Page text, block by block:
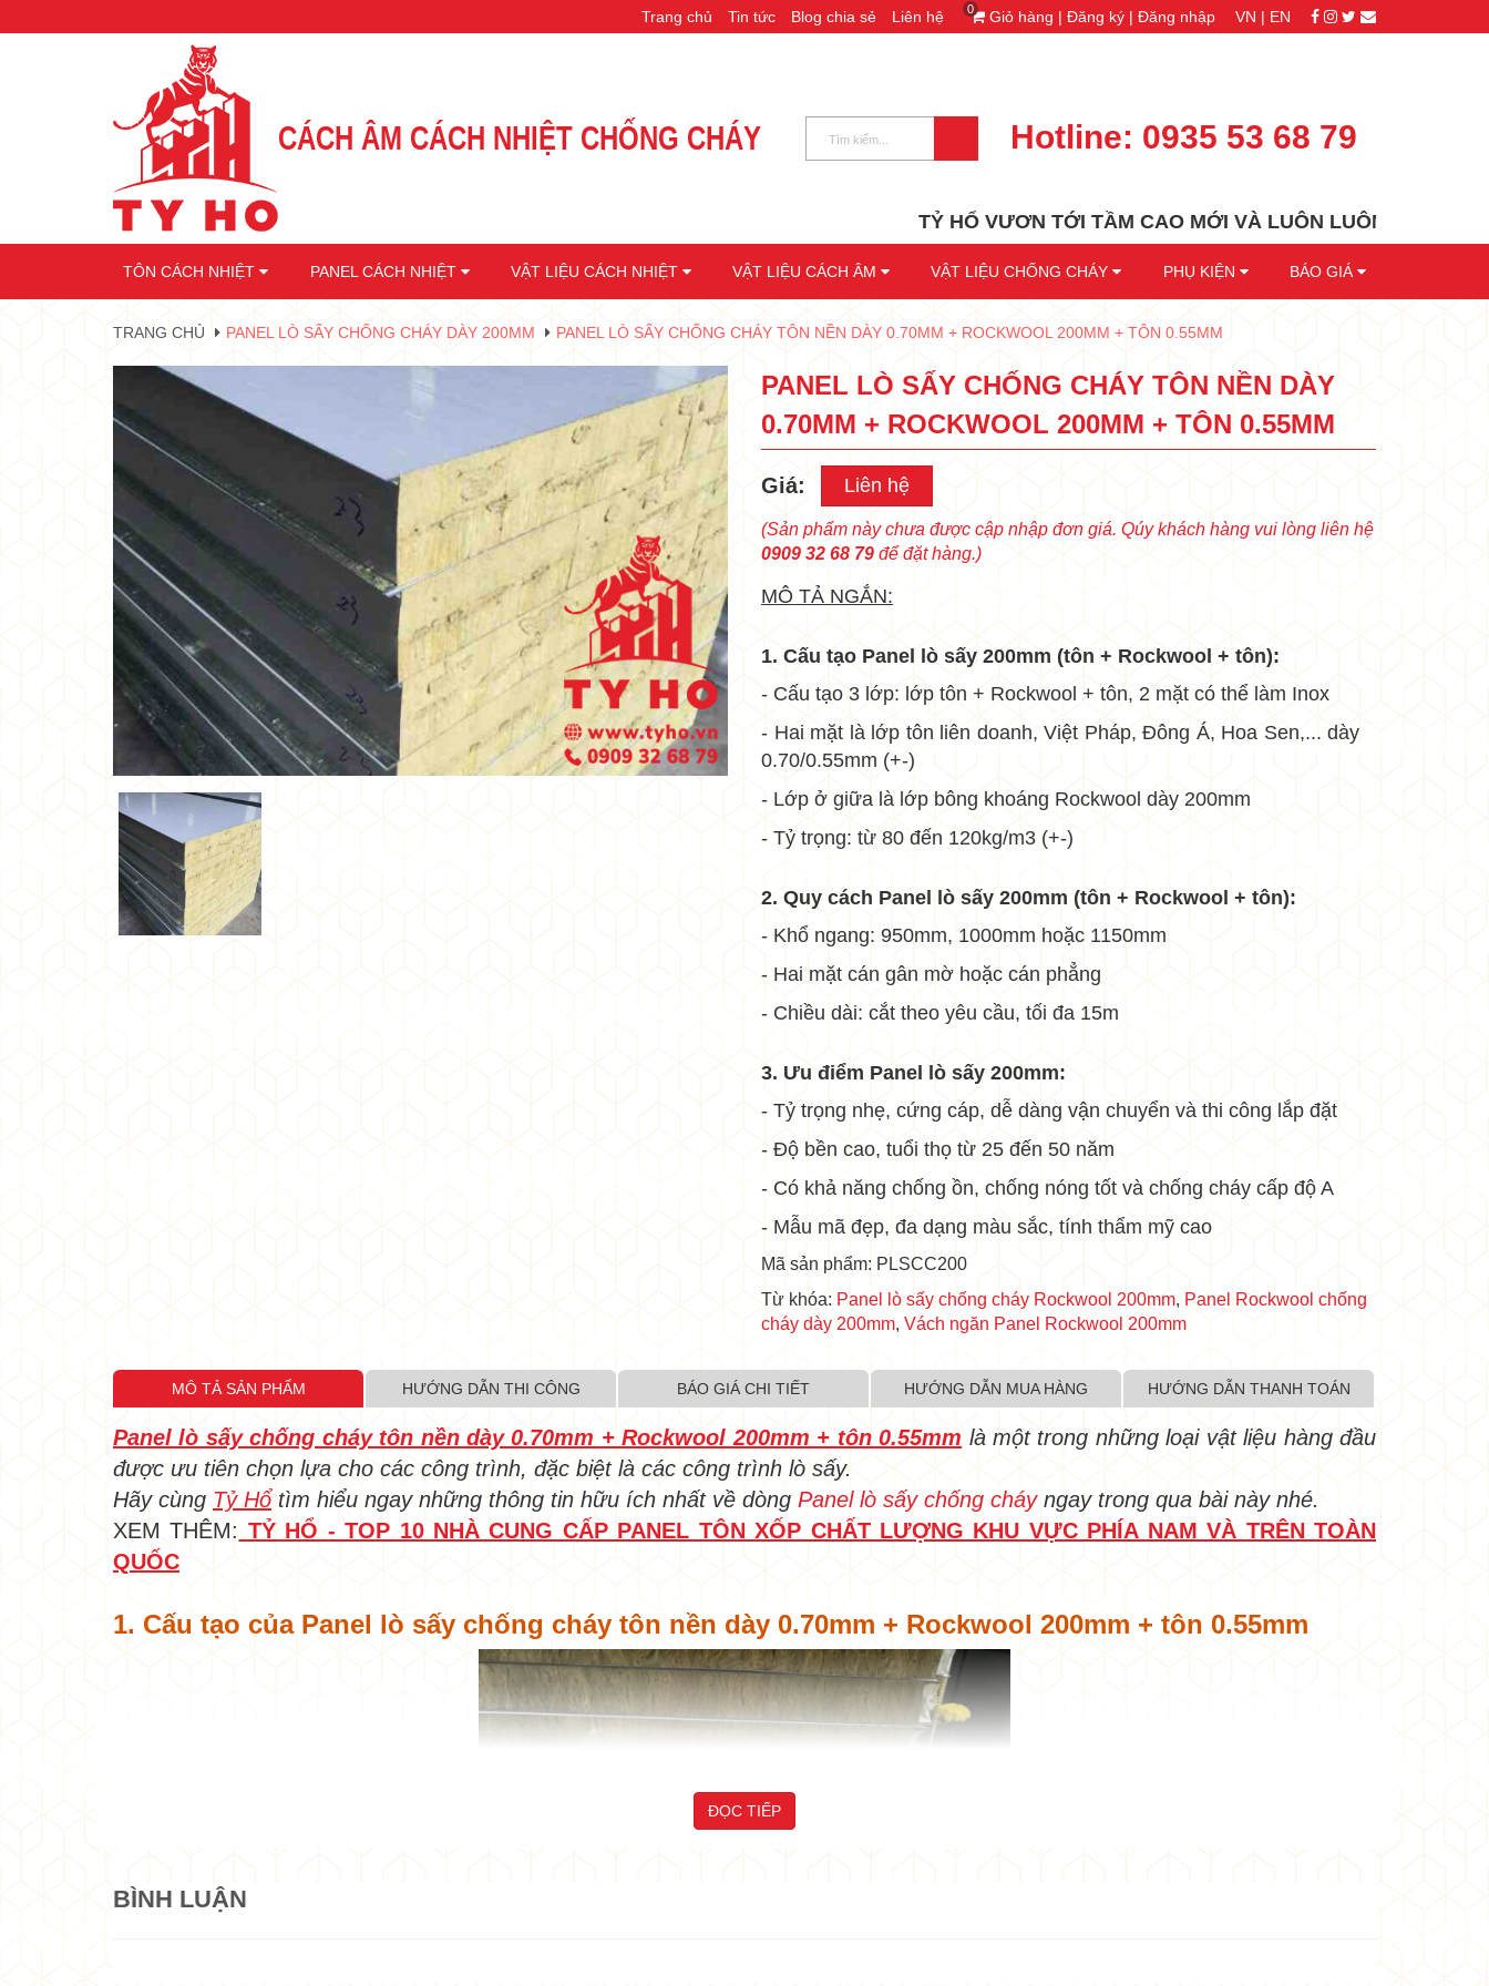
Trang chủ Tin tức Blog chia sẻ Liên hệ 0 Giỏ hàng | Đăng ký | Đăng nhập VN | EN
CÁCH ÂM CÁCH NHIỆT CHỐNG CHÁY Hotline: 0935 53 68 79
TỶ HỔ VƯƠN TỚI TẦM CAO MỚI VÀ LUÔN LUÔN ĐỒNG HÀNH
TÔN CÁCH NHIỆT PANEL CÁCH NHIỆT VẬT LIỆU CÁCH NHIỆT VẬT LIỆU CÁCH ÂM VẬT LIỆU CHỐNG CHÁY PHỤ KIỆN BÁO GIÁ
TRANG CHỦ PANEL LÒ SẤY CHỐNG CHÁY DÀY 200MM PANEL LÒ SẤY CHỐNG CHÁY TÔN NỀN DÀY 0.70MM + ROCKWOOL 200MM + TÔN 0.55MM
PANEL LÒ SẤY CHỐNG CHÁY TÔN NỀN DÀY
0.70MM + ROCKWOOL 200MM + TÔN 0.55MM
Giá: Liên hệ
(Sản phẩm này chưa được cập nhập đơn giá. Qúy khách hàng vui lòng liên hệ
0909 32 68 79 để đặt hàng.)
MÔ TẢ NGẮN:
1. Cấu tạo Panel lò sấy 200mm (tôn + Rockwool + tôn):
- Cấu tạo 3 lớp: lớp tôn + Rockwool + tôn, 2 mặt có thể làm Inox
- Hai mặt là lớp tôn liên doanh, Việt Pháp, Đông Á, Hoa Sen,... dày
0.70/0.55mm (+-)
- Lớp ở giữa là lớp bông khoáng Rockwool dày 200mm
- Tỷ trọng: từ 80 đến 120kg/m3 (+-)
2. Quy cách Panel lò sấy 200mm (tôn + Rockwool + tôn):
- Khổ ngang: 950mm, 1000mm hoặc 1150mm
- Hai mặt cán gân mờ hoặc cán phẳng
- Chiều dài: cắt theo yêu cầu, tối đa 15m
3. Ưu điểm Panel lò sấy 200mm:
- Tỷ trọng nhẹ, cứng cáp, dễ dàng vận chuyển và thi công lắp đặt
- Độ bền cao, tuổi thọ từ 25 đến 50 năm
- Có khả năng chống ồn, chống nóng tốt và chống cháy cấp độ A
- Mẫu mã đẹp, đa dạng màu sắc, tính thẩm mỹ cao
Mã sản phẩm: PLSCC200
Từ khóa: Panel lò sấy chống cháy Rockwool 200mm, Panel Rockwool chống
cháy dày 200mm, Vách ngăn Panel Rockwool 200mm
MÔ TẢ SẢN PHẨM HƯỚNG DẪN THI CÔNG BÁO GIÁ CHI TIẾT HƯỚNG DẪN MUA HÀNG HƯỚNG DẪN THANH TOÁN
Panel lò sấy chống cháy tôn nền dày 0.70mm + Rockwool 200mm + tôn 0.55mm là một trong những loại vật liệu hàng đầu
được ưu tiên chọn lựa cho các công trình, đặc biệt là các công trình lò sấy.
Hãy cùng Tỷ Hổtìm hiểu ngay những thông tin hữu ích nhất về dòng Panel lò sấy chống cháyngay trong qua bài này nhé.
XEM THÊM: TỶ HỔ - TOP 10 NHÀ CUNG CẤP PANEL TÔN XỐP CHẤT LƯỢNG KHU VỰC PHÍA NAM VÀ TRÊN TOÀN
QUỐC
1. Cấu tạo của Panel lò sấy chống cháy tôn nền dày 0.70mm + Rockwool 200mm + tôn 0.55mm
ĐỌC TIẾP
BÌNH LUẬN
•
•
•
•
•
•
•
•
•
•
•
•
• •